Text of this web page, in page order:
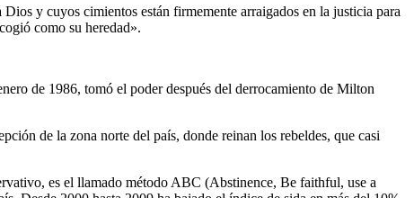
y cuyos cimientos están firmemente arraigados en la justicia para
como su heredad».
de 1986, tomó el poder después del derrocamiento de Milton
de la zona norte del país, donde reinan los rebeldes, que casi
es el llamado método ABC (Abstinence, Be faithful, use a